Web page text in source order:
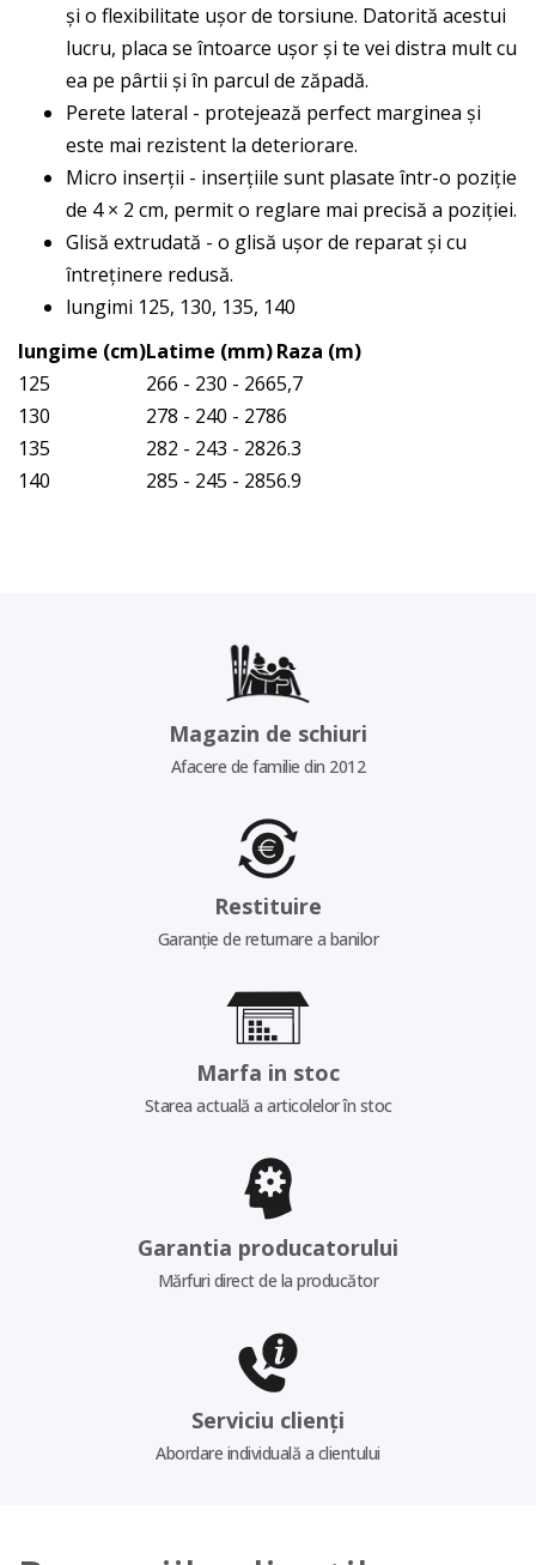
și o flexibilitate ușor de torsiune. Datorită acestui
lucru, placa se întoarce ușor și te vei distra mult cu
ea pe pârtii și în parcul de zăpadă.
Perete lateral - protejează perfect marginea și
este mai rezistent la deteriorare.
Micro inserții - inserțiile sunt plasate într-o poziție
de 4 × 2 cm, permit o reglare mai precisă a poziției.
Glisă extrudată - o glisă ușor de reparat și cu
întreținere redusă.
lungimi 125, 130, 135, 140
lungime (cm)Latime (mm)Raza (m)
125
266 - 230 - 2665,7
130
278 - 240 - 2786
135
282 - 243 - 2826.3
140
285 - 245 - 2856.9
Magazin de schiuri
Afacere de familie din 2012
Restituire
Garanție de returnare a banilor
Marfa in stoc
Starea actuală a articolelor în stoc
Garantia producatorului
Mărfuri direct de la producător
Serviciu clienți
Abordare individuală a clientului